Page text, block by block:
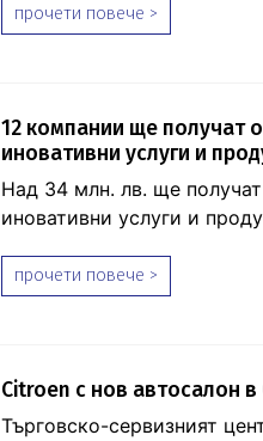
прочети повече >
12 компании ще получат
иновативни услуги и
Над 34 млн. лв. ще
иновативни услуги и
прочети повече >
Citroen с нов автосалон
Търговско-сервизният